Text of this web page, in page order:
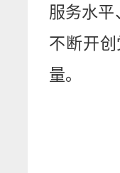
服务水平
不断开
量。